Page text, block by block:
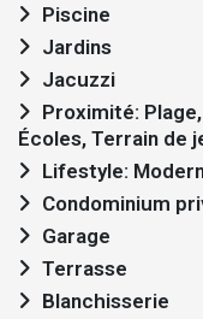
Piscine
Jardins
Jacuzzi
Écoles, Terrain de
Lifestyle:
Condominium
Garage
Terrasse
Blanchisserie